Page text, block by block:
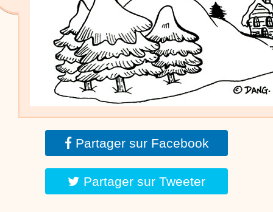
Partager sur Facebook
Partager sur Tweeter